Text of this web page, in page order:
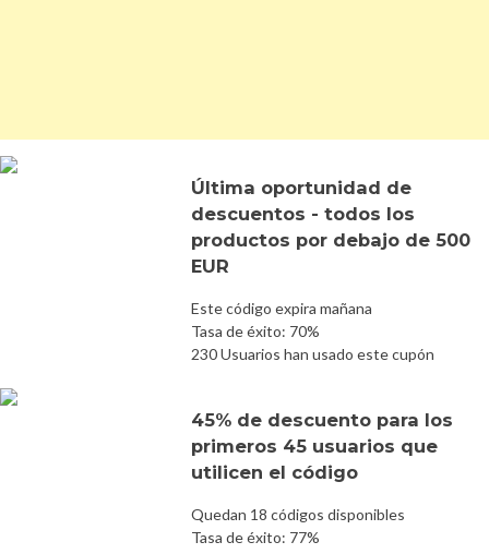
Última oportunidad de
descuentos - todos los
productos por debajo de 500
EUR
Este código expira mañana
Tasa de éxito: 70%
230 Usuarios han usado este cupón
45% de descuento para los
primeros 45 usuarios que
utilicen el código
Quedan 18 códigos disponibles
Tasa de éxito: 77%